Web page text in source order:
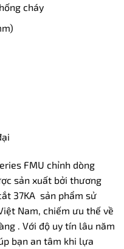
cháy
FMU chỉnh dòng
sản xuất bởi thương
37KA sản phẩm sử
Nam, chiếm ưu thế về
. Với độ uy tín lâu năm
bạn an tâm khi lựa